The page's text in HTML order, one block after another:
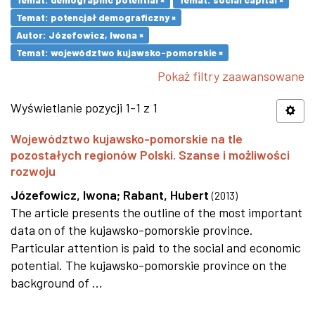
Temat: potencjał demograficzny ×
Autor: Józefowicz, Iwona ×
Temat: województwo kujawsko-pomorskie ×
Pokaż filtry zaawansowane
Wyświetlanie pozycji 1-1 z 1
Województwo kujawsko-pomorskie na tle
pozostałych regionów Polski. Szanse i możliwości
rozwoju
Józefowicz, Iwona; Rabant, Hubert (2013)
The article presents the outline of the most important
data on of the kujawsko-pomorskie province.
Particular attention is paid to the social and economic
potential. The kujawsko-pomorskie province on the
background of ...